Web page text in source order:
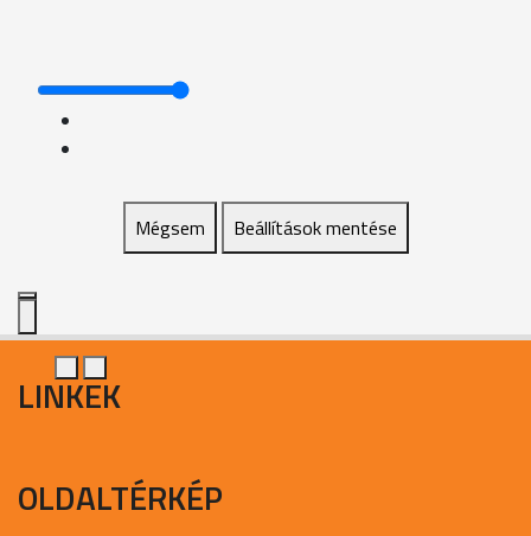
Mégsem Beállítások mentése
LINKEK
OLDALTÉRKÉP